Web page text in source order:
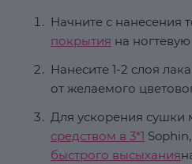
Начните с нанесения
покрытия на
Нанесите 1-2 слоя
от желаемого
Для ускорения сушки
средством в 3*1
быстрого высыхания